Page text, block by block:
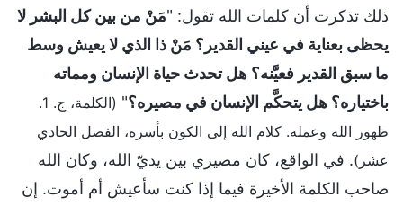
ذلك تذكرت أن كلمات الله تقول: "مَنْ من بين كل البشر لا
يحظى بعناية في عيني القدير؟ مَنْ ذا الذي لا يعيش وسط
ما سبق القدير فعيَّنه؟ هل تحدث حياة الإنسان ومماته
باختياره؟ هل يتحكَّم الإنسان في مصيره؟"
(الكلمة، ج. 1.
ظهور الله وعمله. كلام الله إلى الكون بأسره، الفصل الحادي
عشر). في الواقع، كان مصيري بين يديّ الله، وكان الله
صاحب الكلمة الأخيرة فيما إذا كنت سأعيش أم أموت. إن